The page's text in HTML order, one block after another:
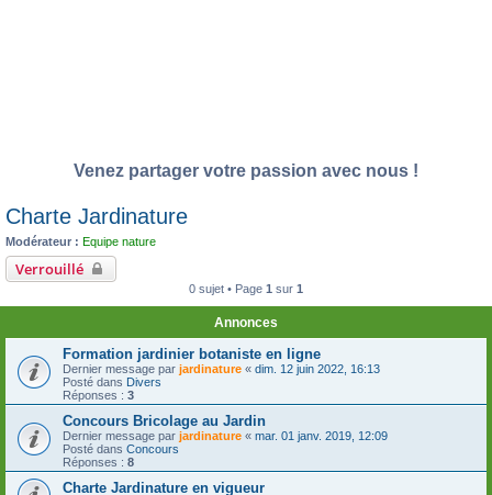
Venez partager votre passion avec nous !
Charte Jardinature
Modérateur : Equipe nature
Verrouillé
0 sujet • Page 1 sur 1
Annonces
Formation jardinier botaniste en ligne
Dernier message par jardinature « dim. 12 juin 2022, 16:13
Posté dans Divers
Réponses : 3
Concours Bricolage au Jardin
Dernier message par jardinature « mar. 01 janv. 2019, 12:09
Posté dans Concours
Réponses : 8
Charte Jardinature en vigueur